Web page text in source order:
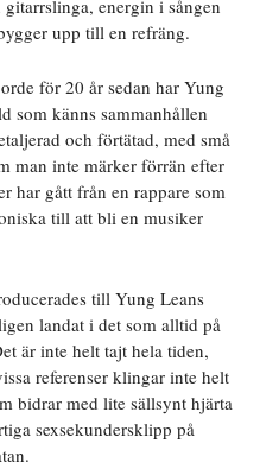
energin i sången
upp till en refräng.
för 20 år sedan har Yung
som känns sammanhållen
och förtätad, med små
man inte märker förrän efter
har gått från en rappare som
till att bli en musiker
till Yung Leans
landat i det som alltid på
är inte helt tajt hela tiden,
referenser klingar inte helt
bidrar med lite sällsynt hjärta
sexsekundersklipp på